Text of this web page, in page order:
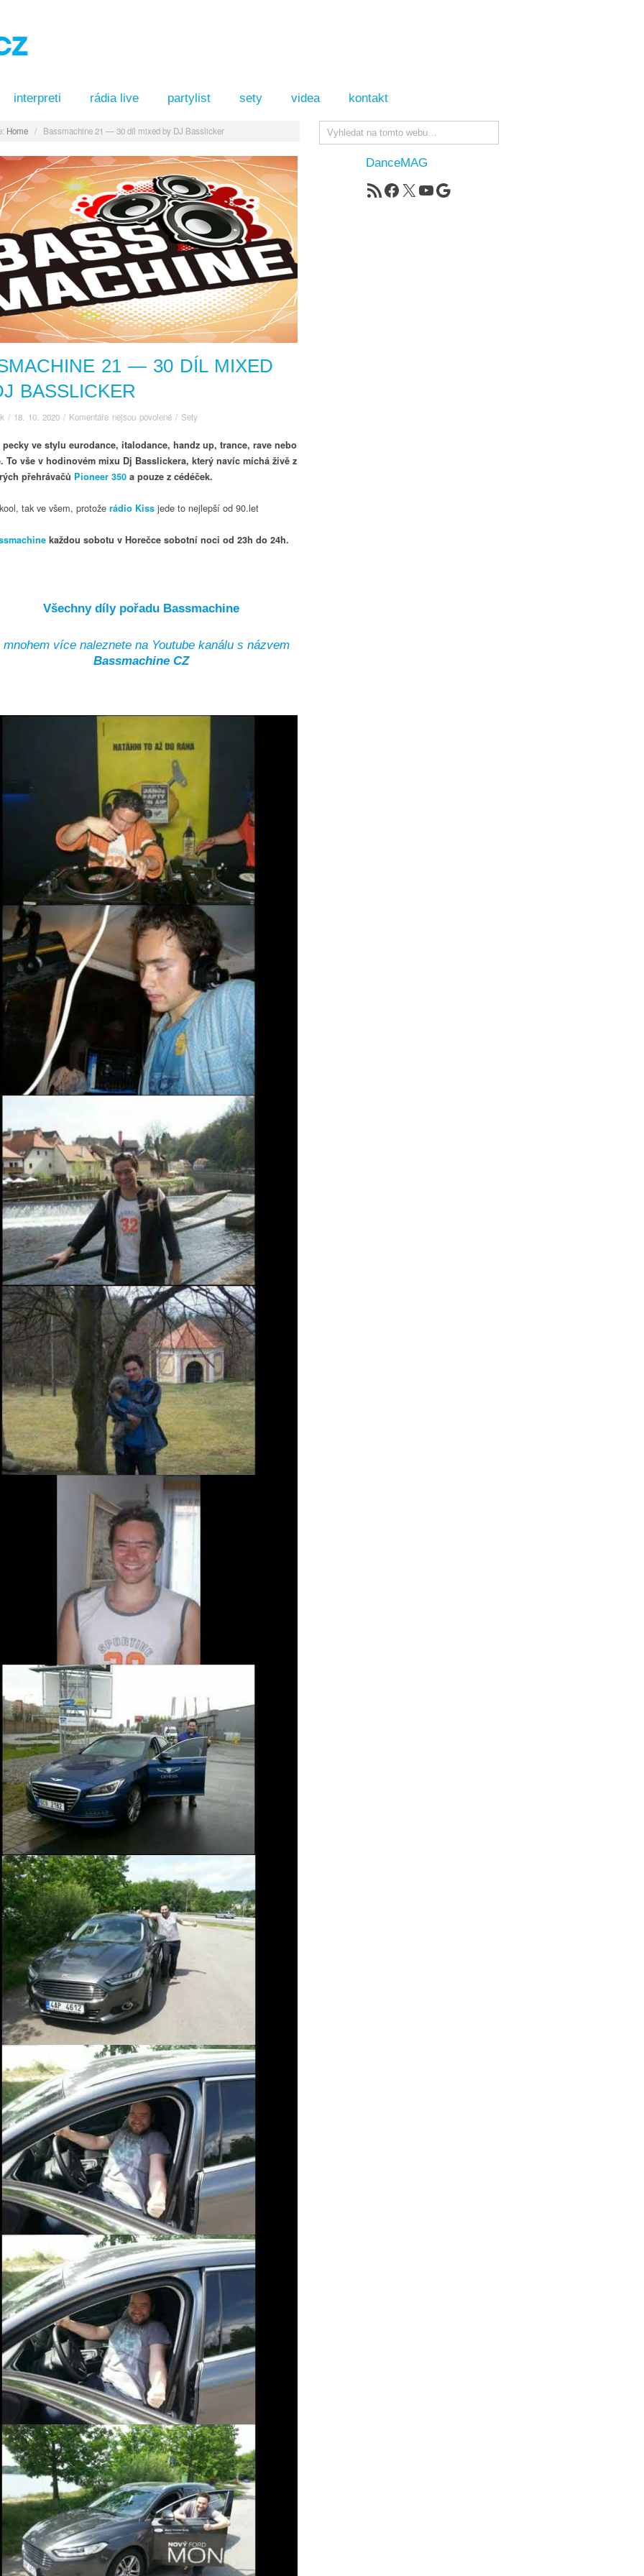
interpreti rádia live partylist sety videa kontakt
Home / Bassmachine 21 — 30 díl mixed by DJ Basslicker
21 — 30 DÍL MIXED
BASSLICKER
/ 18. 10. 2020 / Komentáře nejsou povolenéu
s
názvem
Bassmachine
mixed
/ Sety
ve stylu eurodance, italodance, handz up, trance, rave nebo
To vše v hodinovém mixu Dj Basslickera, který navíc míchá živě z
přehrávačů Pioneer 350 a pouze z cédéček.
tak ve všem, protože rádio Kiss jede to nejlepší od 90.let
každou sobotu v Horečce sobotní noci od 23h do 24h.
Všechny díly pořadu Bassmachine
mnohem více naleznete na Youtube kanálu s názvem
Bassmachine CZ
DanceMAG
RSS zdrojFacebook
X YouTube
Google